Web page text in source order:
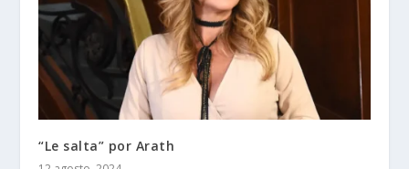
“Le salta” por Arath